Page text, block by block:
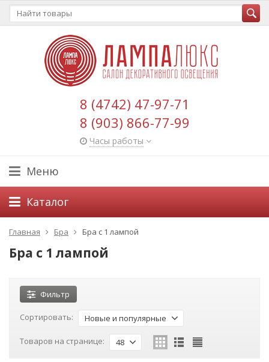
8 (4742) 47-97-71
8 (903) 866-77-99
Часы работы
Меню
Каталог
Главная Бра Бра с 1 лампой
Бра с 1 лампой
Фильтр
Сортировать: Новые и популярные
Товаров на странице: 48